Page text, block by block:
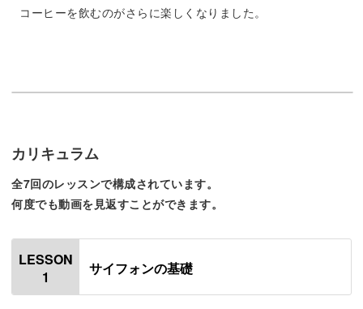
講座で学べばきっと、あなたにもサイフォンコーヒーをグ
ッと身近に感じていただけるはずです。
しの１杯にもよし。
サイフォンコーヒーで、より豊かなコーヒータイムをお楽
コーヒーを飲むのがさらに楽しくなりました。
カリキュラム
全7回のレッスンで構成されています。
何度でも動画を見返すことができます。
LESSON
1
サイフォンの基礎